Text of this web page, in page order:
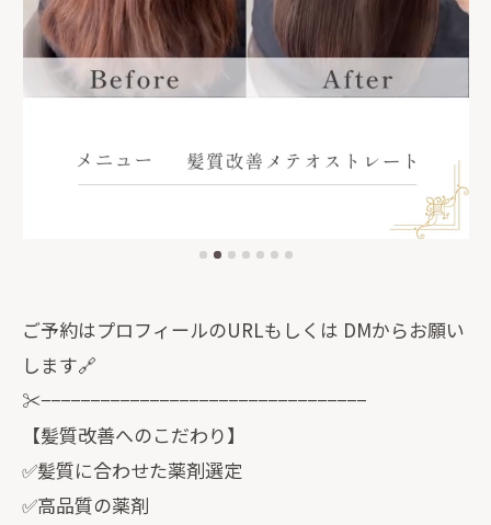
ご予約はプロフィールのURLもしくは DMからお願い
します🔗
✂︎−−−−−−−−−−−−−−−−−−−−−−−−−−−−−−−−−
【髪質改善へのこだわり】
✅髪質に合わせた薬剤選定
✅高品質の薬剤